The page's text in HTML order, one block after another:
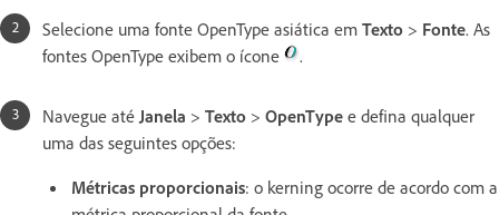
Selecione uma fonte OpenType asiática em Texto > Fonte. As
fontes OpenType exibem o ícone
.
Navegue até Janela > Texto > OpenType e defina qualquer
uma das seguintes opções:
Métricas proporcionais: o kerning ocorre de acordo com a